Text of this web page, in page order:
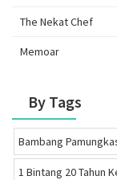
The Nekat Chef
Memoar
By Tags
Bambang
1 Bintang 20 Tahun